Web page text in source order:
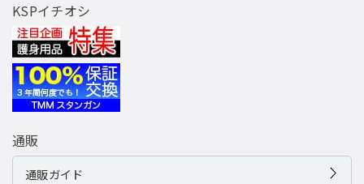
KSPイチオシ
通販
通販ガイド